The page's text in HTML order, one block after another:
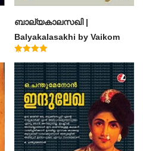
ബാല്യകാലസഖി |
Balyakalasakhi by Vaikom
Muhammad Basheer
4.60
out of 5